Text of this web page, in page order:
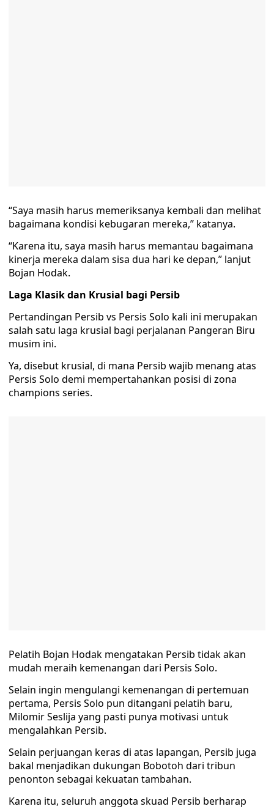
“Saya masih harus memeriksanya kembali dan melihat
bagaimana kondisi kebugaran mereka,” katanya.
“Karena itu, saya masih harus memantau bagaimana
kinerja mereka dalam sisa dua hari ke depan,” lanjut
Bojan Hodak.
Laga Klasik dan Krusial bagi Persib
Pertandingan Persib vs Persis Solo kali ini merupakan
salah satu laga krusial bagi perjalanan Pangeran Biru
musim ini.
Ya, disebut krusial, di mana Persib wajib menang atas
Persis Solo demi mempertahankan posisi di zona
champions series.
Pelatih Bojan Hodak mengatakan Persib tidak akan
mudah meraih kemenangan dari Persis Solo.
Selain ingin mengulangi kemenangan di pertemuan
pertama, Persis Solo pun ditangani pelatih baru,
Milomir Seslija yang pasti punya motivasi untuk
mengalahkan Persib.
Selain perjuangan keras di atas lapangan, Persib juga
bakal menjadikan dukungan Bobotoh dari tribun
penonton sebagai kekuatan tambahan.
Karena itu, seluruh anggota skuad Persib berharap